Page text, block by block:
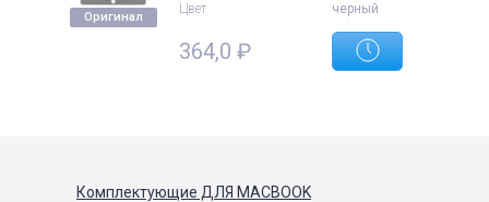
Оригинал
Цвет
черный
364,0 ₽
Комплектующие ДЛЯ MACBOOK